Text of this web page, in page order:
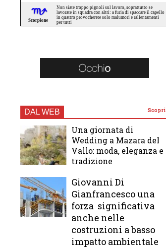
DAL WEB Scopri
Una giornata di
Wedding a Mazara del
Vallo: moda, eleganza e
tradizione
Giovanni Di
Gianfrancesco una
forza significativa
anche nelle
costruzioni a basso
impatto ambientale